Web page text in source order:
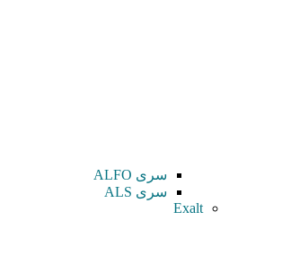
سری ALFO
سری ALS
Exalt